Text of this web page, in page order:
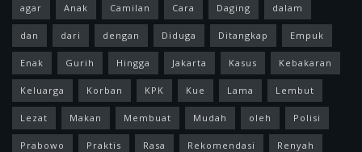
agar Anak Camilan Cara Daging dalam
dan dari dengan Diduga Ditangkap Empuk
Enak Gurih Hingga Jakarta Kasus Kebakaran
Keluarga Korban KPK Kue Lama Lembut
Lezat Makan Membuat Mudah oleh Polisi
Prabowo Praktis Rasa Rekomendasi Renyah